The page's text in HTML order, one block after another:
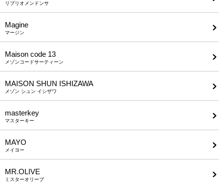
リブリオメンドンサ
Magine
マージン
Maison code 13
メゾンコードサーティーン
MAISON SHUN ISHIZAWA
メゾン シュン イシザワ
masterkey
マスターキー
MAYO
メイヨー
MR.OLIVE
ミスターオリーブ